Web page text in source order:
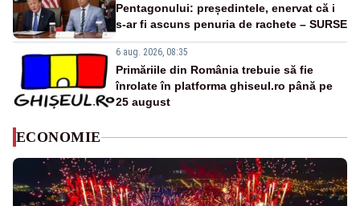
Pentagonului: președintele, enervat că i
s-ar fi ascuns penuria de rachete – SURSE
6 aug. 2026, 08:35
Primăriile din România trebuie să fie
înrolate în platforma ghiseul.ro până pe
25 august
ECONOMIE